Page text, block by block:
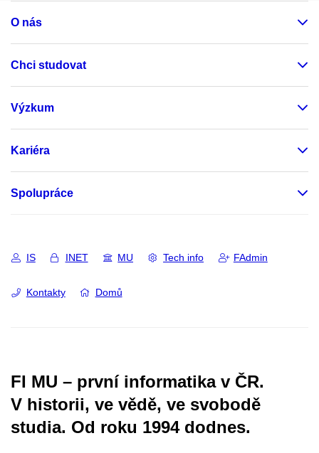
O nás
Chci studovat
Výzkum
Kariéra
Spolupráce
IS INET MU Tech info FAdmin
Kontakty Domů
FI MU – první informatika v ČR.
V historii, ve vědě, ve svobodě
studia. Od roku 1994 dodnes.